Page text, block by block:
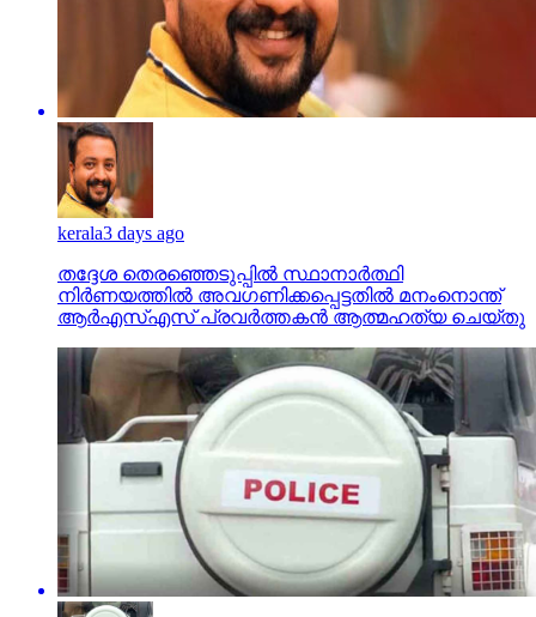
kerala3 days ago
തദ്ദേശ തെരഞ്ഞെടുപ്പില്‍ സ്ഥാനാര്‍ത്ഥി
നിര്‍ണയത്തില്‍ അവഗണിക്കപ്പെട്ടതില്‍ മനംനൊന്ത്
ആര്‍എസ്എസ് പ്രവര്‍ത്തകന്‍ ആത്മഹത്യ ചെയ്തു